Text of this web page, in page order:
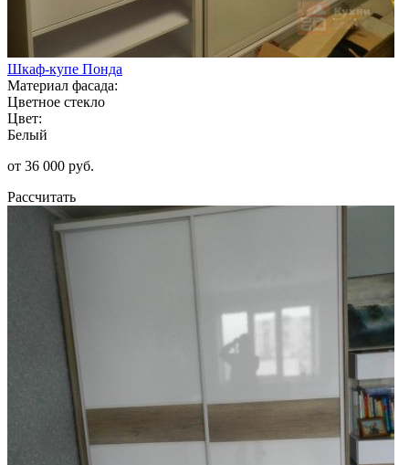
Шкаф-купе Понда
Материал фасада:
Цветное стекло
Цвет:
Белый
от 36 000 руб.
Рассчитать